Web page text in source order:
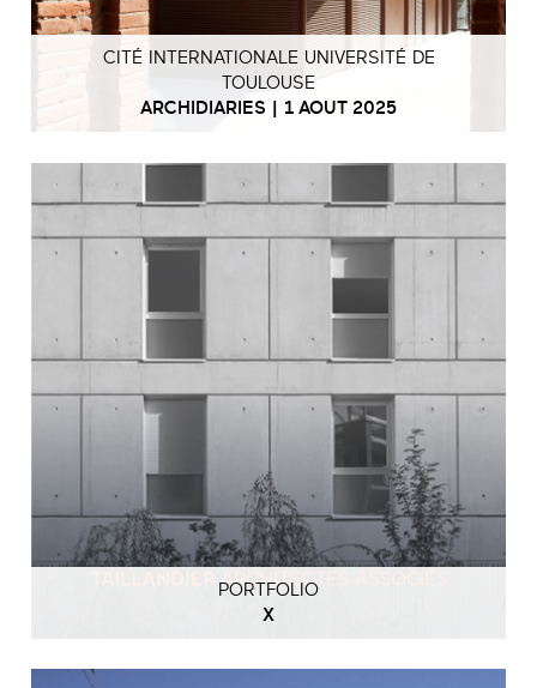
CITÉ INTERNATIONALE UNIVERSITÉ DE
TOULOUSE
ARCHIDIARIES | 1 AOUT 2025
PORTFOLIO
X